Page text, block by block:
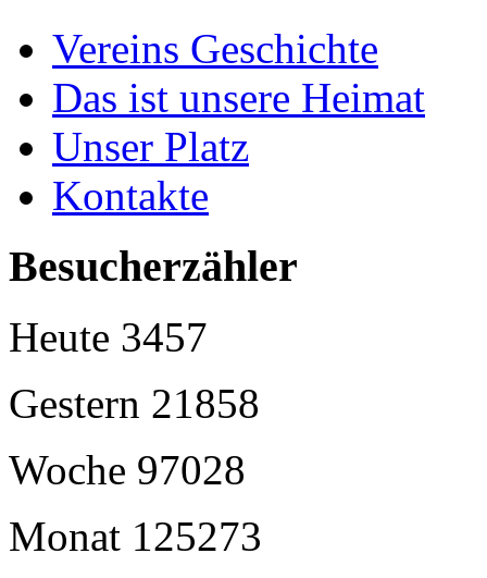
Vereins Geschichte
Das ist unsere Heimat
Unser Platz
Kontakte
Besucherzähler
Heute 3457
Gestern 21858
Woche 97028
Monat 125273